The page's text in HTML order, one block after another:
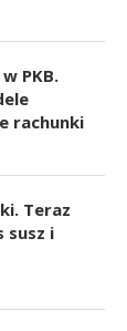
PKB.
rachunki
Teraz
susz i